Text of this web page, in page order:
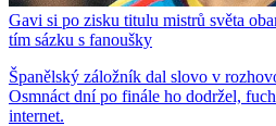
Gavi si po zisku titulu mistrů světa
tím sázku s fanoušky
Španělský záložník dal slovo v
Osmnáct dní po finále ho dodržel,
internet.